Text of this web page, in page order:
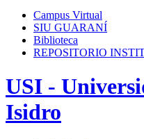
Campus Virtual
SIU GUARANÍ
Biblioteca
REPOSITORIO
USI -
Isidro